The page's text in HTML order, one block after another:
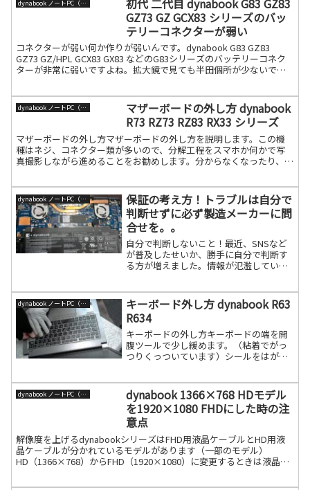
dynabook ノートPC（旧東芝）
初代 二代目 dynabook G83 GZ83
GZ73 GZ GCX83 シリーズのバッ
テリーコネクターが弱い
コネクターが弱い何か作りが弱いんです。dynabook G83 GZ83
GZ73 GZ/HPL GCX83 GX83 などのG83シリーズのバッテリーコネク
ターが非常に弱いですよね。拡大鏡で見ても半田個所が少ないで
dynabook ノートPC（旧東芝）
マザーボードの外し方 dynabook
R73 RZ73 RZ83 RX33 シリーズ
マザーボードの外し方マザーボードの外し方を説明します。この機
種はネジ、コネクター類が多いので、分解工程をスマホか何かで写
真撮影しながら進めることをお勧めします。分からなくなったり、ネ
dynabook ノートPC（旧東芝）
保証の考え方！トラブルは自分で
判断せずに必ず製造メーカーに問
合せを。。
自分で判断しないこと！最近、SNSなど
が普及したせいか、勝手に自分で判断す
る方が増えました。情報が氾濫していま
なくても、他人の情報を卯のみにして、
それがそのまま拡散され続きを読む
dynabook ノートPC（旧東芝）
キーボード外し方 dynabook R63
R634
キーボードの外し方キーボードの端を開
腹ツールで少し緩めます。（粘着でがっ
つりくっついています）シールをはがす
します。ボトムカバーを外しキーボード
ケーブルを外します。引き続きを読む
dynabook ノートPC（旧東芝）
dynabook 1366×768 HDモデル
を1920×1080 FHDにした時の注
意点
解像度を上げるdynabookシリーズはFHD用液晶ケーブルとHD用液
晶ケーブルが分かれているモデルがあります（一部のモデル）
HD（1366×768）からFHD（1920×1080）に変更するときは液晶パ